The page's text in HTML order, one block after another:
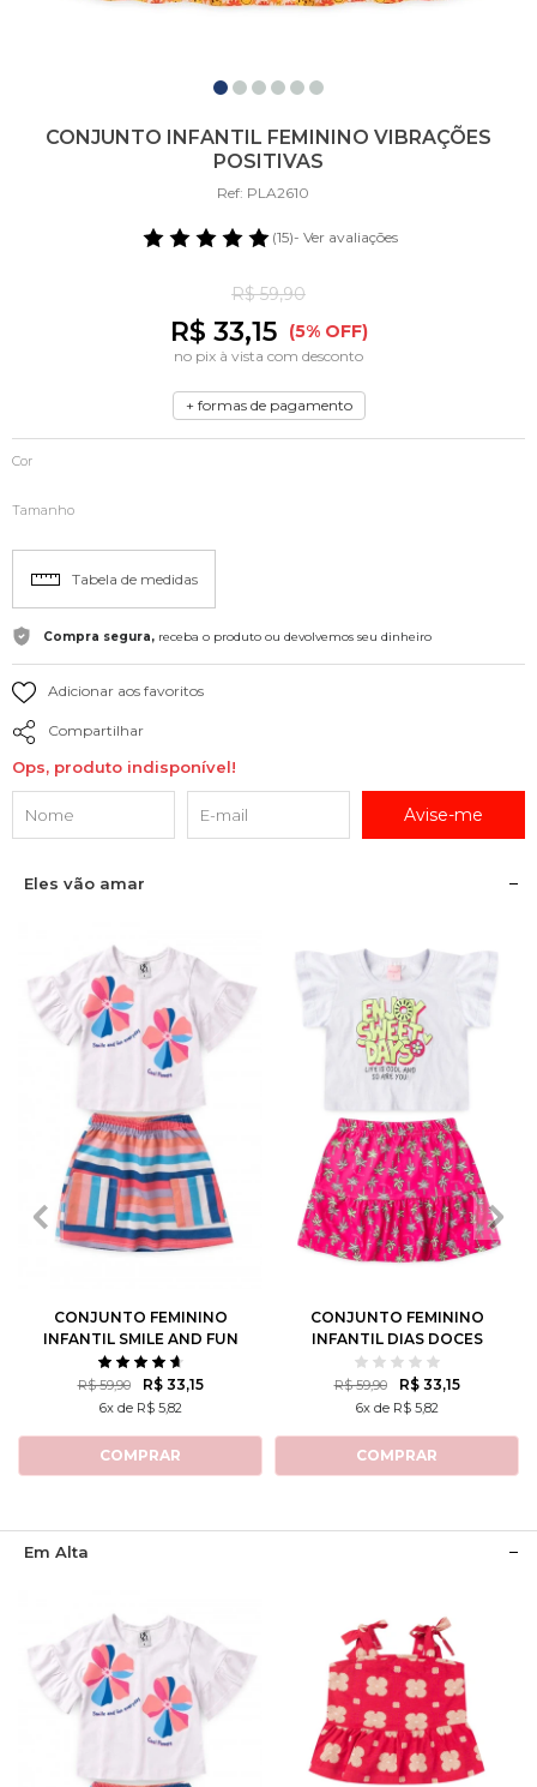
CONJUNTO INFANTIL FEMININO VIBRAÇÕES
POSITIVAS
Ref: PLA2610
(15)- Ver avaliações
R$ 59,90
R$ 33,15 (5% OFF)
no pix à vista com desconto
+ formas de pagamento
Cor
Tamanho
Tabela de medidas
Compra segura, receba o produto ou devolvemos seu dinheiro
Adicionar aos favoritos
Compartilhar
Ops, produto indisponível!
Avise-me
Eles vão amar
2 3 4 6 8
CONJUNTO FEMININO
INFANTIL SMILE AND FUN
R$ 59,90 R$ 33,15
6x de R$ 5,82
COMPRAR
2 3 4 6 8
10 12
CONJUNTO FEMININO
INFANTIL DIAS DOCES
R$ 59,90 R$ 33,15
6x de R$ 5,82
COMPRAR
Em Alta